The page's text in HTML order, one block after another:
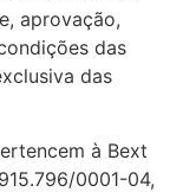
aprovação,
das
das
à Bext
0001-04,